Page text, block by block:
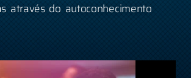
através do autoconhecimento